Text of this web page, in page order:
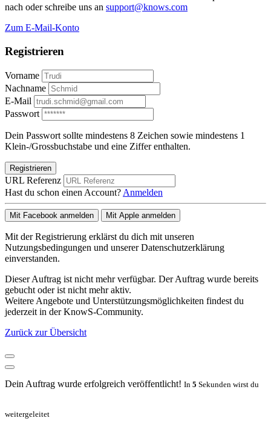
nach oder schreibe uns an support@knows.com
Zum E-Mail-Konto
Registrieren
Vorname
Nachname
E-Mail
Passwort
Dein Passwort sollte mindestens 8 Zeichen sowie mindestens 1
Klein-/Grossbuchstabe und eine Ziffer enthalten.
Registrieren
URL Referenz
Hast du schon einen Account? Anmelden
Mit Facebook anmelden Mit Apple anmelden
Mit der Registrierung erklärst du dich mit unseren
Nutzungsbedingungen und unserer Datenschutzerklärung
einverstanden.
Dieser Auftrag ist nicht mehr verfügbar. Der Auftrag wurde bereits
gebucht oder ist nicht mehr aktiv.
Weitere Angebote und Unterstützungsmöglichkeiten findest du
jederzeit in der KnowS-Community.
Zurück zur Übersicht
Dein Auftrag wurde erfolgreich veröffentlicht! In 5 Sekunden wirst du
weitergeleitet